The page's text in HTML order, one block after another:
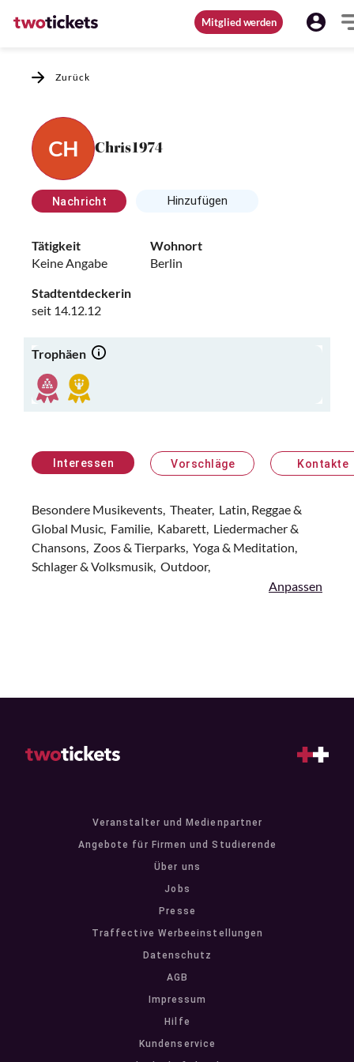
Mitglied werden
Zurück
CH Chris1974
Nachricht Hinzufügen
Tätigkeit
Keine Angabe
Wohnort
Berlin
Stadtentdeckerin
seit 14.12.12
Trophäen
Interessen Vorschläge Kontakte
Besondere Musikevents, Theater, Latin, Reggae &
Global Music, Familie, Kabarett, Liedermacher &
Chansons, Zoos & Tierparks, Yoga & Meditation,
Schlager & Volksmusik, Outdoor,
Anpassen
Veranstalter und Medienpartner
Angebote für Firmen und Studierende
Über uns
Jobs
Presse
Traffective Werbeeinstellungen
Datenschutz
AGB
Impressum
Hilfe
Kundenservice